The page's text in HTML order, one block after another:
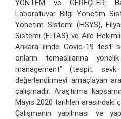
YÖNTEM ve GEREÇLER:
Laboratuvar Bilgi Yönetim
Yönetim Sistemi (HSYS),
Sistemi (FİTAS) ve Aile
Ankara ilinde Covid-19 test
onların temaslılarına
management” (tespit, sevk
değerlendirmeyi amaçlayan
çalışmadır. Araştırma
Mayıs 2020 tarihleri arasındaki
Çalışmanın yapılması ve